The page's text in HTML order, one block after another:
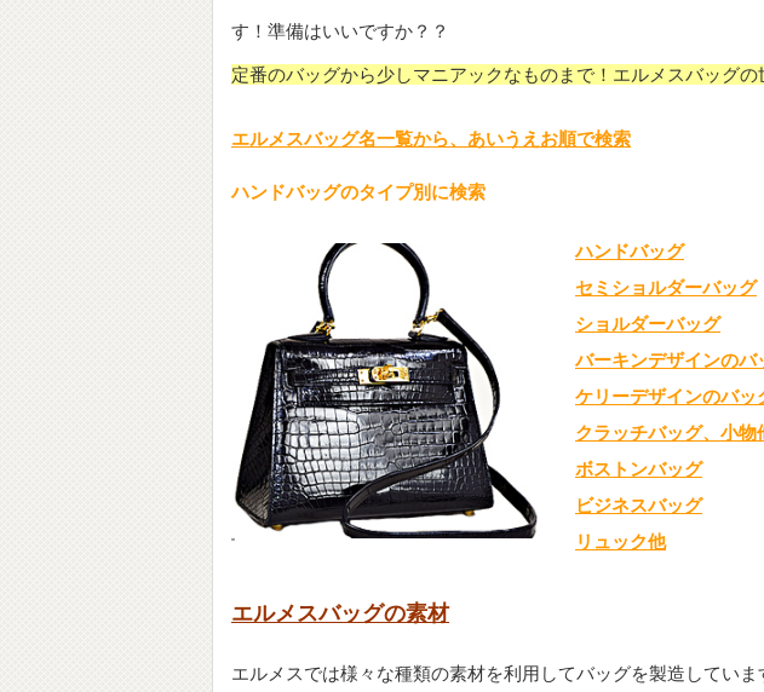
す！準備はいいですか？？
定番のバッグから少しマニアックなものまで！ エルメスバッグの
エルメスバッグ名一覧から、あいうえお順で検索
ハンドバッグのタイプ別に検索
ハンドバッグ
セミショルダーバッグ
ショルダーバッグ
バーキンデザインのバ
ケリーデザインのバッ
クラッチバッグ、小物
ボストンバッグ
ビジネスバッグ
リュック他
エルメスバッグの素材
エルメスでは様々な種類の素材を利用してバッグを製造していま